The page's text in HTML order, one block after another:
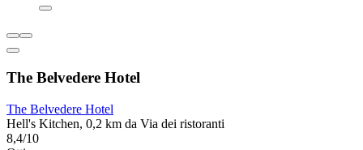
The Belvedere Hotel
The Belvedere Hotel
Hell's Kitchen, 0,2 km da Via dei ristoranti
8,4/10